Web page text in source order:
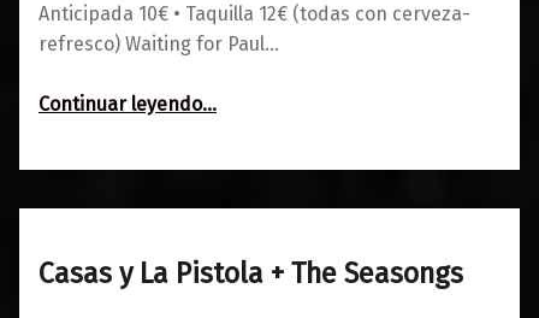
Anticipada 10€ • Taquilla 12€ (todas con cerveza-
refresco) Waiting for Paul…
Continuar leyendo…
Casas y La Pistola + The Seasongs
12/02/2024
0Maravillas